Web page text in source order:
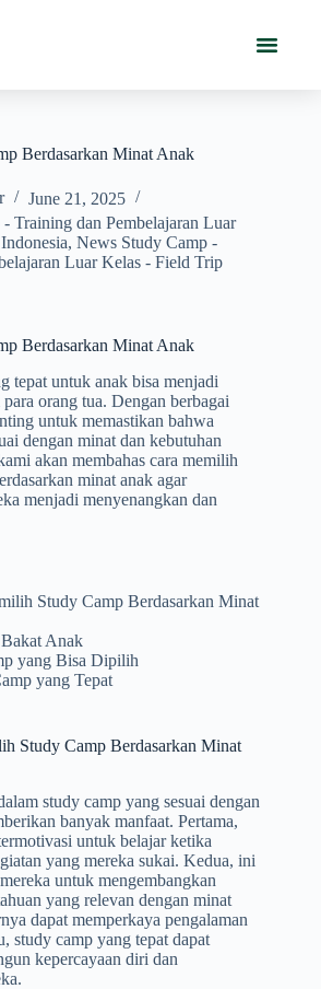
Berdasarkan Minat Anak
June 21, 2025
Training dan Pembelajaran Luar
, News Study Camp -
Luar Kelas - Field Trip
Berdasarkan Minat Anak
tepat untuk anak bisa menjadi
orang tua. Dengan berbagai
untuk memastikan bahwa
dengan minat dan kebutuhan
akan membahas cara memilih
minat anak agar
menjadi menyenangkan dan
Study Camp Berdasarkan Minat
Anak
yang Bisa Dipilih
yang Tepat
Study Camp Berdasarkan Minat
study camp yang sesuai dengan
banyak manfaat. Pertama,
untuk belajar ketika
yang mereka sukai. Kedua, ini
untuk mengembangkan
yang relevan dengan minat
dapat memperkaya pengalaman
study camp yang tepat dapat
kepercayaan diri dan